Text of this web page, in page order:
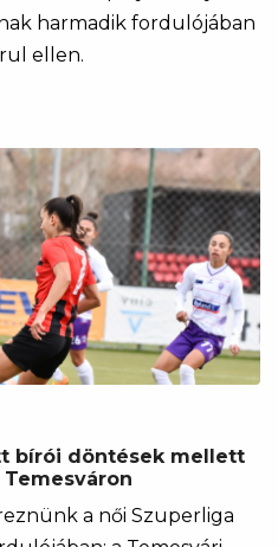
harmadik fordulójában
ellen.
bírói döntések mellett
a női Szuperliga